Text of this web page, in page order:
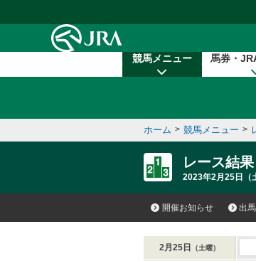
競馬メニュー 馬券・
ホーム > 競馬メニュー >
レース結果
2023年2月25日（
開催お知らせ 出
2月25日 （土曜）